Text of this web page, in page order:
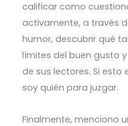
calificar como
activamente, a través
humor, descubrir qué
límites del buen gusto
de sus lectores. Si esto
soy quién para juzgar.
Finalmente, menciono